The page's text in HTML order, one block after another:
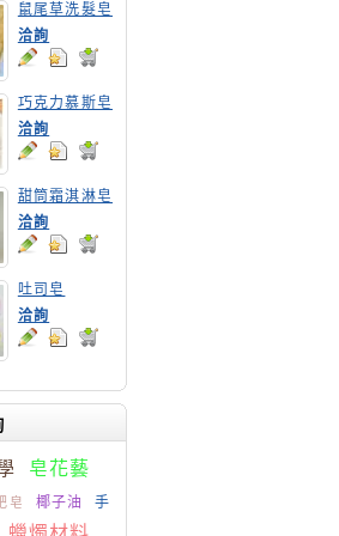
鼠尾草洗髮皂
洽詢
巧克力慕斯皂
洽詢
甜筒霜淇淋皂
洽詢
吐司皂
洽詢
皂花藝
皂 椰子油
手